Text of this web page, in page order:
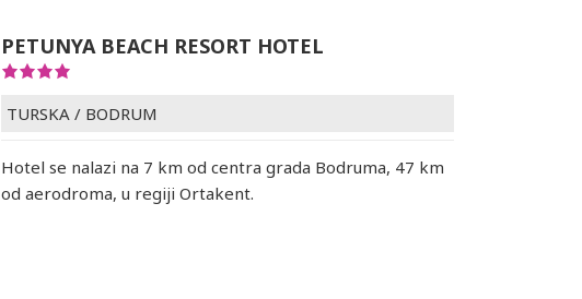
PETUNYA BEACH RESORT HOTEL
TURSKA / BODRUM
Hotel se nalazi na 7 km od centra grada Bodruma, 47 km
od aerodroma, u regiji Ortakent.